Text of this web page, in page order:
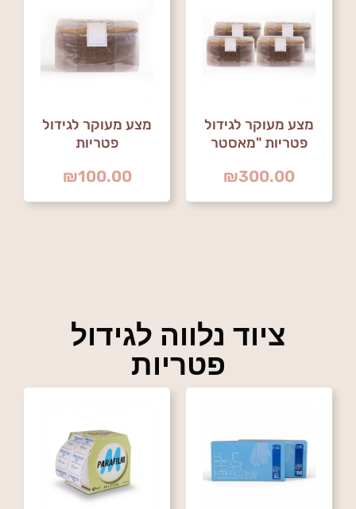
מצע מעוקר לגידול
פטריות "מאסטר
יחדות ₪300.00
מצע מעוקר לגידול
פטריות
₪100.00
ציוד נלווה לגידול
פטריות